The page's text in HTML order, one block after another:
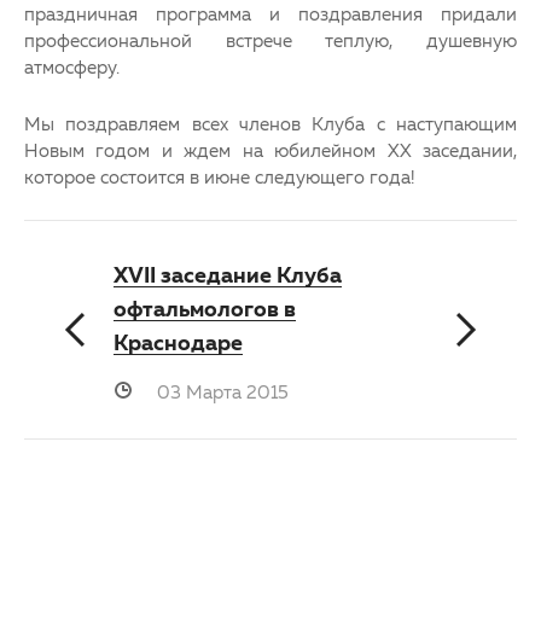
праздничная программа и поздравления придали
профессиональной встрече теплую, душевную
атмосферу.
Мы поздравляем всех членов Клуба с наступающим
Новым годом и ждем на юбилейном XX заседании,
которое состоится в июне следующего года!
XVII заседание Клуба
офтальмологов в
Краснодаре
03 Марта 2015